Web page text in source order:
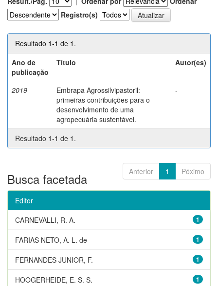
Registro(s)
Resultado 1-1 de 1.
Ano de
publicação
Título Autor(es)
2019
Embrapa Agrossilvipastoril:
primeiras contribuições para o
desenvolvimento de uma
agropecuária sustentável.
-
Resultado 1-1 de 1.
Anterior 1 Póximo
Busca facetada
Editor
1
CARNEVALLI, R. A.
1
FARIAS NETO, A. L. de
1
FERNANDES JUNIOR, F.
1
HOOGERHEIDE, E. S. S.